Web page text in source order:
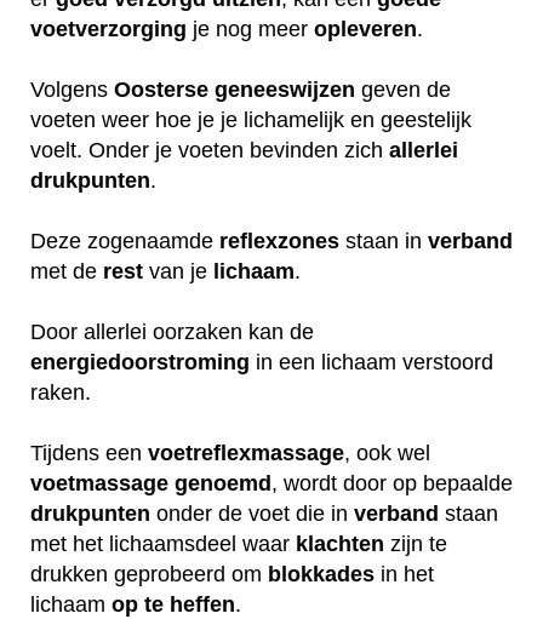
voetverzorging je nog meer opleveren.
Volgens Oosterse geneeswijzen geven de
voeten weer hoe je je lichamelijk en geestelijk
voelt. Onder je voeten bevinden zich allerlei
drukpunten.
Deze zogenaamde reflexzones staan in verband
met de rest van je lichaam.
Door allerlei oorzaken kan de
energiedoorstroming in een lichaam verstoord
raken.
Tijdens een voetreflexmassage, ook wel
voetmassage genoemd , wordt door op bepaalde
drukpunten onder de voet die in verband staan
met het lichaamsdeel waar klachten zijn te
drukken geprobeerd om blokkades in het
lichaam op te heffen.